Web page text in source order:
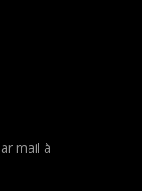
mail à